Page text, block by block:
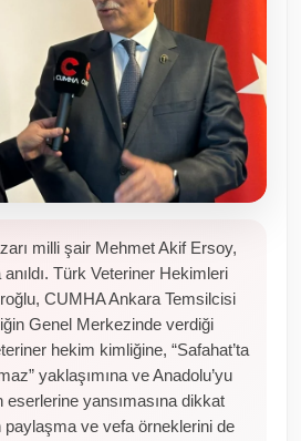
milli şair Mehmet Akif Ersoy,
anıldı. Türk Veteriner Hekimleri
CUMHA Ankara Temsilcisi
Genel Merkezinde verdiği
hekim kimliğine, “Safahat’ta
yaklaşımına ve Anadolu’yu
eserlerine yansımasına dikkat
paylaşma ve vefa örneklerini de